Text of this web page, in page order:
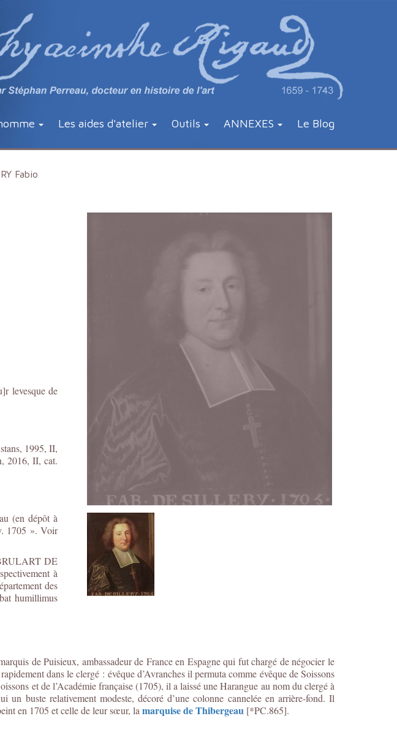
Les aides d'atelier Outils ANNEXES Le Blog
Fabio
levesque de
1995, II,
2016, II, cat.
(en dépôt à
1705 ». Voir
DE
à
des
humillimus
de Puisieux, ambassadeur de France en Espagne qui fut chargé de négocier le
dans le clergé : évêque d’Avranches il permuta comme évêque de Soissons
et de l’Académie française (1705), il a laissé une Harangue au nom du clergé à
buste relativement modeste, décoré d’une colonne cannelée en arrière-fond. Il
en 1705 et celle de leur sœur, la marquise de Thibergeau [*PC.865].